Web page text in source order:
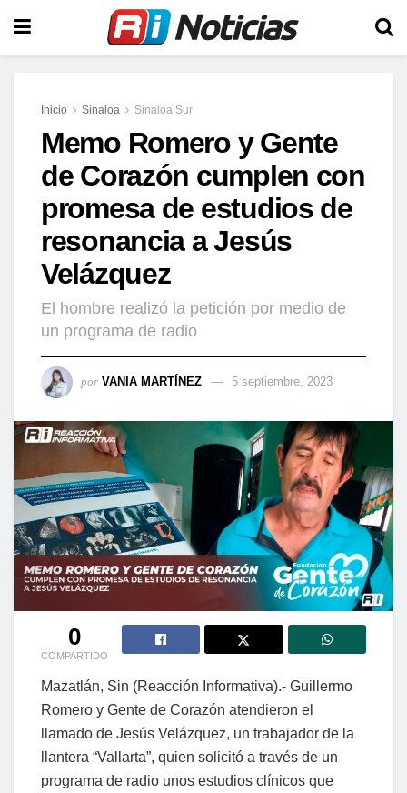
Inicio Sinaloa Sinaloa Sur
Memo Romero y Gente
de Corazón cumplen con
promesa de estudios de
resonancia a Jesús
Velázquez
El hombre realizó la petición por medio de
un programa de radio
por VANIA MARTÍNEZ 5 septiembre, 2023
0
COMPARTIDO
Mazatlán, Sin (Reacción Informativa).- Guillermo
Romero y Gente de Corazón atendieron el
llamado de Jesús Velázquez, un trabajador de la
llantera “Vallarta”, quien solicitó a través de un
programa de radio unos estudios clínicos que